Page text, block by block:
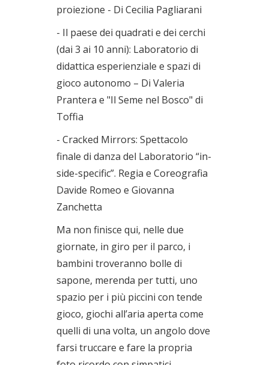
proiezione - Di Cecilia Pagliarani
- Il paese dei quadrati e dei cerchi
(dai 3 ai 10 anni): Laboratorio di
didattica esperienziale e spazi di
gioco autonomo – Di Valeria
Prantera e "Il Seme nel Bosco" di
Toffia
- Cracked Mirrors: Spettacolo
finale di danza del Laboratorio “in-
side-specific”. Regia e Coreografia
Davide Romeo e Giovanna
Zanchetta
Ma non finisce qui, nelle due
giornate, in giro per il parco, i
bambini troveranno bolle di
sapone, merenda per tutti, uno
spazio per i più piccini con tende
gioco, giochi all’aria aperta come
quelli di una volta, un angolo dove
farsi truccare e fare la propria